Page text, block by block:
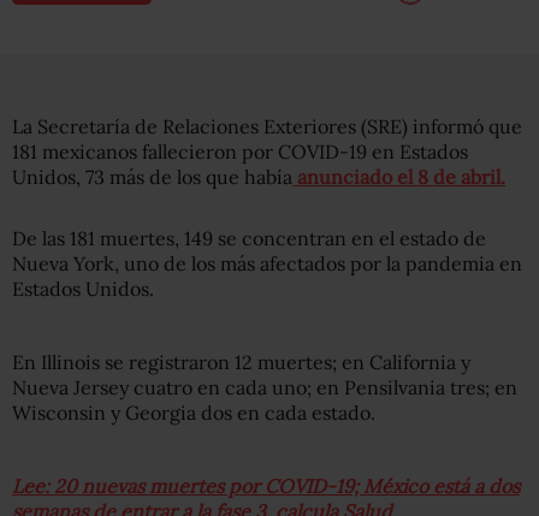
La Secretaría de Relaciones Exteriores (SRE) informó que
181 mexicanos fallecieron por COVID-19 en Estados
Unidos, 73 más de los que había anunciado el 8 de abril.
De las 181 muertes, 149 se concentran en el estado de
Nueva York, uno de los más afectados por la pandemia en
Estados Unidos.
En Illinois se registraron 12 muertes; en California y
Nueva Jersey cuatro en cada uno; en Pensilvania tres; en
Wisconsin y Georgia dos en cada estado.
Lee: 20 nuevas muertes por COVID-19; México está a dos
semanas de entrar a la fase 3, calcula Salud